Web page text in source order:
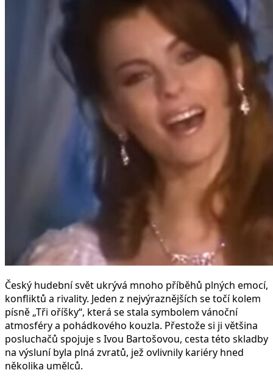
Český hudební svět ukrývá mnoho příběhů plných emocí,
konfliktů a rivality. Jeden z nejvýraznějších se točí kolem
písně „Tři oříšky“, která se stala symbolem vánoční
atmosféry a pohádkového kouzla. Přestože si ji většina
posluchačů spojuje s Ivou Bartošovou, cesta této skladby
na výsluní byla plná zvratů, jež ovlivnily kariéry hned
několika umělců.